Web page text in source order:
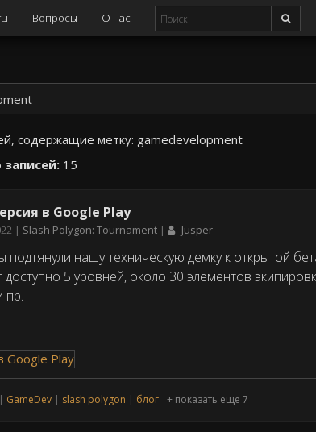
Вопросы О нас
содержащие метку: gamedevelopment
записей: 15
в Google Play
Slash Polygon: Tournament Jusper
нашу техническую демку к открытой
5 уровней, около 30 элементов
пр.
GameDev slash polygon блог + показать еще 7